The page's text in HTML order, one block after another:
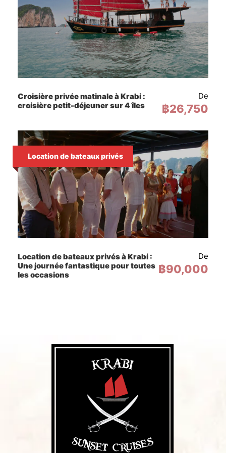
HEURES AVANT LA VISITE×
Durée et heure de la réunion
Nous nous rencontrons à 13h00 et nous
terminons vers 20h00. Veuillez noter
conditions météorologiques et aux
marées.
Heure du point de rencontre :
AO NANG
13:00 HEURES
Coûts
(Includes tax & national park fees)
Adulte
13 ans et plus.
Veuillez noter que nous avons besoin d'un
minimum de huit (8) passagers pour
naviguer. Si nous n'atteignons pas ce
nombre à la date souhaitée, une autre date
vous sera proposée ou vous serez
intégralement remboursé.
Croisière privée matinale à Krabi :
croisière petit-déjeuner sur 4 îles
De
฿26,750
Location de bateaux privés
Location de bateaux privés à Krabi :
Une journée fantastique pour toutes
les occasions
De
฿90,000